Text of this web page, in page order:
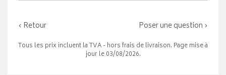
‹ Retour Poser une question ›
Tous les prix incluent la TVA - hors frais de livraison. Page mise à
jour le 03/08/2026.